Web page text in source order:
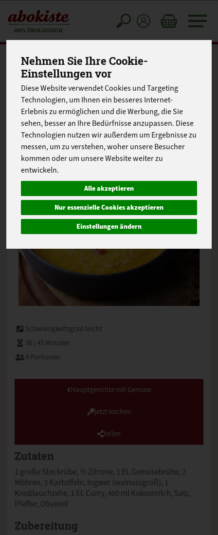
Nehmen Sie Ihre Cookie-
Einstellungen vor
Diese Website verwendet Cookies und Targeting
Technologien, um Ihnen ein besseres Internet-
Erlebnis zu ermöglichen und die Werbung, die Sie
sehen, besser an Ihre Bedürfnisse anzupassen. Diese
Technologien nutzen wir außerdem um Ergebnisse zu
messen, um zu verstehen, woher unsere Besucher
kommen oder um unsere Website weiter zu
entwickeln.
Alle akzeptieren
Nur essenzielle Cookies akzeptieren
Einstellungen ändern
Steckrübencurry mit
Kokosmilch
Schwierigkeitsgrad leicht
30 | 45 Minuten
4 Portionen
Hauptgerichte mit Gemüse
jetzt kochen
teilen
Zutaten
1 große Steckrübe, ½ Zitrone, 1 EL Gemüsebrühe, 2
Möhren, 3 Kartoffeln, Ingwer (walnussgroß), 1
Knoblauchzehe, 1 EL Curry, 400 ml Kokosmilch, Salz,
Pfeffer, Olivenöl
Zubereitung
Toggle
cart